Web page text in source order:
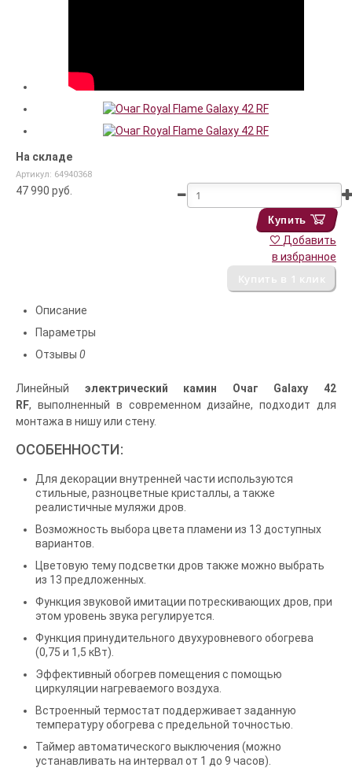
На складе
Артикул: 64940368
47 990 руб.
Купить
Добавить
в избранное
Описание
Параметры
Отзывы 0
Линейный электрический камин Очаг Galaxy 42
RF, выполненный в современном дизайне, подходит для
монтажа в нишу или стену.
ОСОБЕННОСТИ:
Для декорации внутренней части используются
стильные, разноцветные кристаллы, а также
реалистичные муляжи дров.
Возможность выбора цвета пламени из 13 доступных
вариантов.
Цветовую тему подсветки дров также можно выбрать
из 13 предложенных.
Функция звуковой имитации потрескивающих дров, при
этом уровень звука регулируется.
Функция принудительного двухуровневого обогрева
(0,75 и 1,5 кВт).
Эффективный обогрев помещения с помощью
циркуляции нагреваемого воздуха.
Встроенный термостат поддерживает заданную
температуру обогрева с предельной точностью.
Таймер автоматического выключения (можно
устанавливать на интервал от 1 до 9 часов).